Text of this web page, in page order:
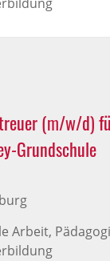
(m/w/d)
Grundschule
Arbeit,